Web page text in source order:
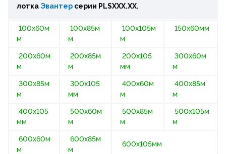
лотка Эвантер серии PLSХХХ.ХХ.
100х60м
м
100х85м
м
100х105м
м
150х60мм
200х60м
м
200х85м
м
200х105
мм
300х60м
м
300х85м
м
300х105
мм
400х60м
м
400х85м
м
400х105
мм
500х60м
м
500х85м
м
500х105м
м
600х60м
м
600х85м
м
600х105мм